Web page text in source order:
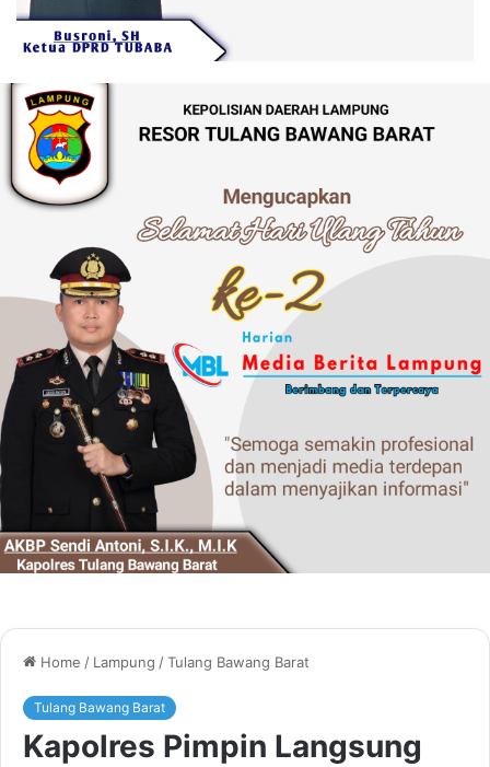
Home / Lampung /Tulang Bawang Barat
Tulang Bawang Barat
Kapolres Pimpin Langsung